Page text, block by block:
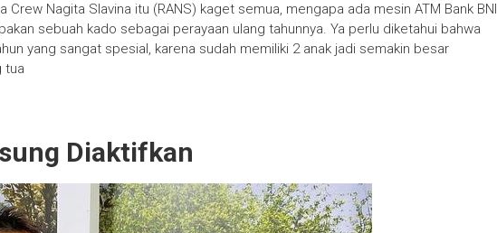
Crew Nagita Slavina itu (RANS) kaget semua, mengapa ada mesin ATM Bank BNI
sebuah kado sebagai perayaan ulang tahunnya. Ya perlu diketahui bahwa
yang sangat spesial, karena sudah memiliki 2 anak jadi semakin besar
tua
Diaktifkan